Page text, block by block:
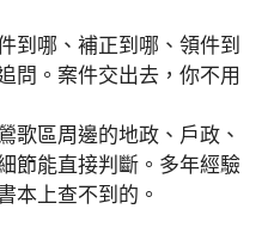
哪、補正到哪、領件到
問。案件交出去，你不用
區周邊的地政、戶政、
節能直接判斷。多年經驗
本上查不到的。